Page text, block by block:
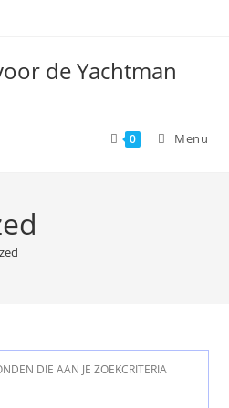
de Yachtman
0 Menu
DIE AAN JE ZOEKCRITERIA